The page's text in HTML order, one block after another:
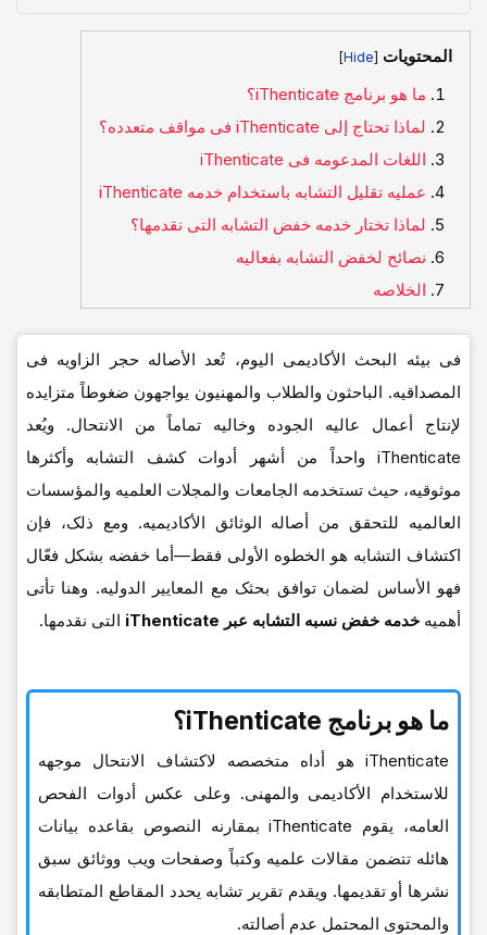
المحتويات [
]
ما هو برنامج iThenticate؟
لماذا تحتاج إلى iThenticate فی مواقف متعدده؟
اللغات المدعومه فی iThenticate
عملیه تقلیل التشابه باستخدام خدمه iThenticate
لماذا تختار خدمه خفض التشابه التی نقدمها؟
نصائح لخفض التشابه بفعالیه
الخلاصه
فی بیئه البحث الأکادیمی الیوم، تُعد الأصاله حجر الزاویه فی
المصداقیه. الباحثون والطلاب والمهنیون یواجهون ضغوطاً متزایده
لإنتاج أعمال عالیه الجوده وخالیه تماماً من الانتحال. ویُعد
iThenticate واحداً من أشهر أدوات کشف التشابه وأکثرها
موثوقیه، حیث تستخدمه الجامعات والمجلات العلمیه والمؤسسات
العالمیه للتحقق من أصاله الوثائق الأکادیمیه. ومع ذلک، فإن
اکتشاف التشابه هو الخطوه الأولى فقط—أما خفضه بشکل فعّال
فهو الأساس لضمان توافق بحثک مع المعاییر الدولیه. وهنا تأتی
أهمیه خدمه خفض نسبه التشابه عبر iThenticate التی نقدمها.
ما هو برنامج iThenticate؟
iThenticate هو أداه متخصصه لاکتشاف الانتحال موجهه
للاستخدام الأکادیمی والمهنی. وعلى عکس أدوات الفحص
العامه، یقوم iThenticate بمقارنه النصوص بقاعده بیانات
هائله تتضمن مقالات علمیه وکتباً وصفحات ویب ووثائق سبق
نشرها أو تقدیمها. ویقدم تقریر تشابه یحدد المقاطع المتطابقه
والمحتوى المحتمل عدم أصالته.